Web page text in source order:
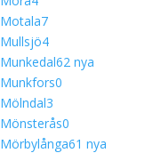
Motala7
Mullsjö4
Munkedal62 nya
Munkfors0
Mölndal3
Mönsterås0
Mörbylånga61 nya